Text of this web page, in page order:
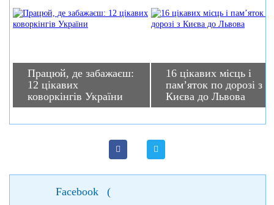
Працюй, де забажаєш:
12 цікавих
коворкінгів України
16 цікавих місць і
пам’яток по дорозі з
Києва до Львова
Facebook (